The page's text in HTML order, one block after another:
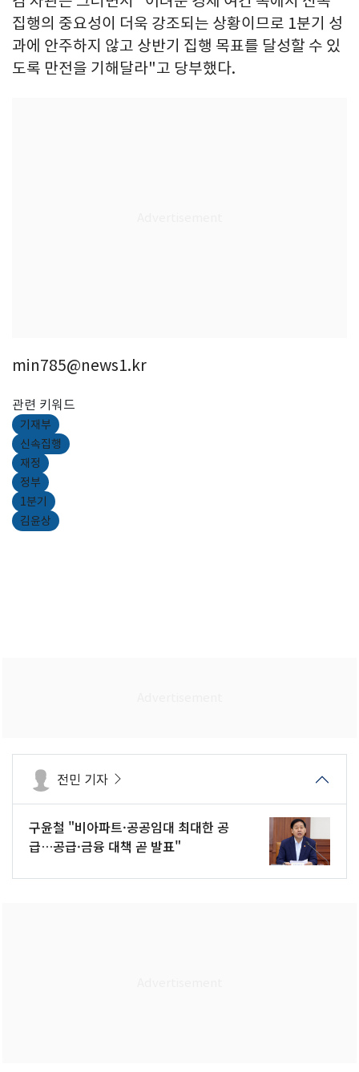
집행의 중요성이 더욱 강조되는 상황이므로 1분기 성
과에 안주하지 않고 상반기 집행 목표를 달성할 수 있
도록 만전을 기해달라"고 당부했다.
min785@news1.kr
관련 키워드
기재부
신속집행
재정
정부
1분기
김윤상
전민 기자
구윤철 "비아파트·공공임대 최대한 공
급…공급·금융 대책 곧 발표"